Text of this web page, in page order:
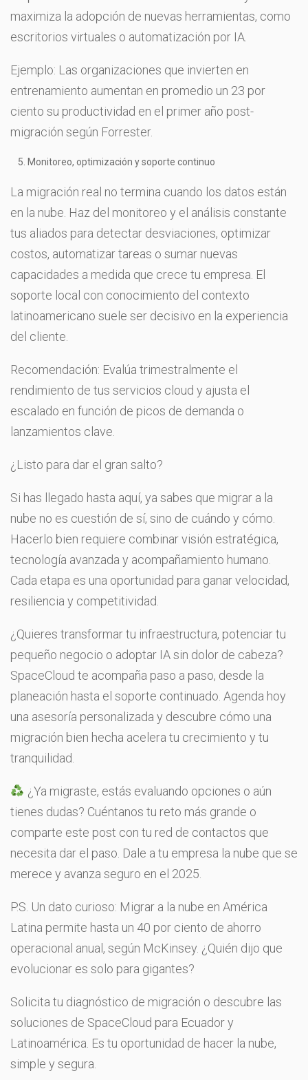
maximiza la adopción de nuevas herramientas, como
escritorios virtuales o automatización por IA.
Ejemplo: Las organizaciones que invierten en
entrenamiento aumentan en promedio un 23 por
ciento su productividad en el primer año post-
migración según Forrester.
Monitoreo, optimización y soporte continuo
La migración real no termina cuando los datos están
en la nube. Haz del monitoreo y el análisis constante
tus aliados para detectar desviaciones, optimizar
costos, automatizar tareas o sumar nuevas
capacidades a medida que crece tu empresa. El
soporte local con conocimiento del contexto
latinoamericano suele ser decisivo en la experiencia
del cliente.
Recomendación: Evalúa trimestralmente el
rendimiento de tus servicios cloud y ajusta el
escalado en función de picos de demanda o
lanzamientos clave.
¿Listo para dar el gran salto?
Si has llegado hasta aquí, ya sabes que migrar a la
nube no es cuestión de sí, sino de cuándo y cómo.
Hacerlo bien requiere combinar visión estratégica,
tecnología avanzada y acompañamiento humano.
Cada etapa es una oportunidad para ganar velocidad,
resiliencia y competitividad.
¿Quieres transformar tu infraestructura, potenciar tu
pequeño negocio o adoptar IA sin dolor de cabeza?
SpaceCloud te acompaña paso a paso, desde la
planeación hasta el soporte continuado. Agenda hoy
una asesoría personalizada y descubre cómo una
migración bien hecha acelera tu crecimiento y tu
tranquilidad.
¿Ya migraste, estás evaluando opciones o aún
tienes dudas? Cuéntanos tu reto más grande o
comparte este post con tu red de contactos que
necesita dar el paso. Dale a tu empresa la nube que se
merece y avanza seguro en el 2025.
P.S. Un dato curioso: Migrar a la nube en América
Latina permite hasta un 40 por ciento de ahorro
operacional anual, según McKinsey. ¿Quién dijo que
evolucionar es solo para gigantes?
Solicita tu diagnóstico de migración o descubre las
soluciones de SpaceCloud para Ecuador y
Latinoamérica. Es tu oportunidad de hacer la nube,
simple y segura.